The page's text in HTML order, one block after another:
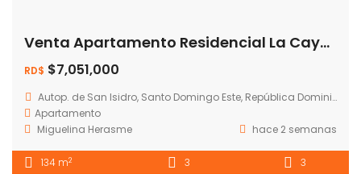
Venta Apartamento Residencial La Cayena – Santo Domingo Este
RD$ $7,051,000
Autop. de San Isidro, Santo Domingo Este, República Dominicana
Apartamento
Miguelina Herasme
hace 2 semanas
134 m2 3 3